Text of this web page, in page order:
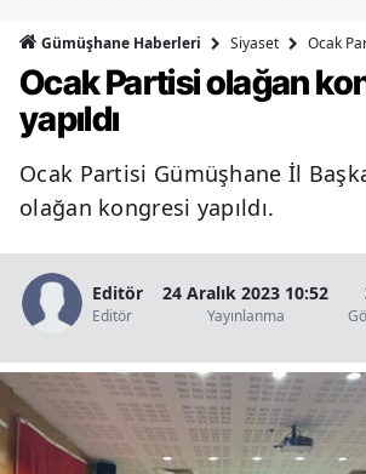
Bingöl
Bolu
Çankırı
Çorum
Gümüşhane Haberleri Siyaset Ocak
Ocak Partisi olağan
yapıldı
Ocak Partisi Gümüşhane İl
olağan kongresi yapıldı.
Editör
Editör
24 Aralık 2023 10:52
Yayınlanma